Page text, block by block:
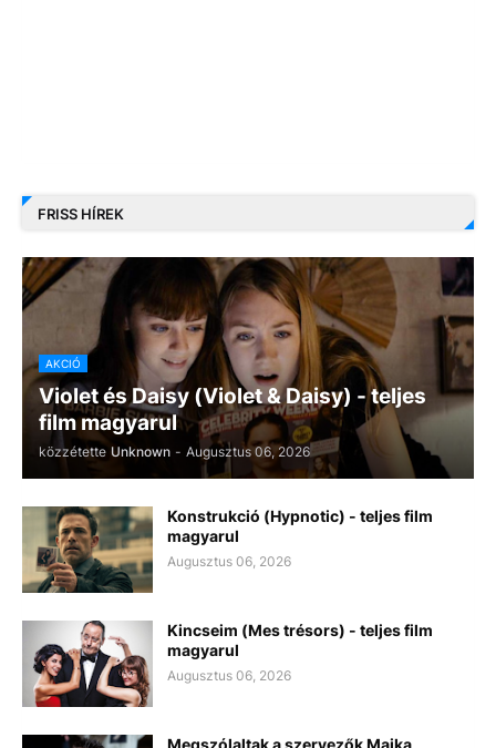
FRISS HÍREK
AKCIÓ
Violet és Daisy (Violet & Daisy) - teljes
film magyarul
közzétette Unknown - Augusztus 06, 2026
Konstrukció (Hypnotic) - teljes film
magyarul
Augusztus 06, 2026
Kincseim (Mes trésors) - teljes film
magyarul
Augusztus 06, 2026